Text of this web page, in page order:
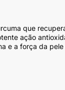
que
ação
e a força da